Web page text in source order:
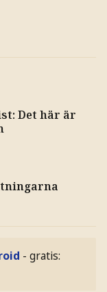
Det här är
- gratis: